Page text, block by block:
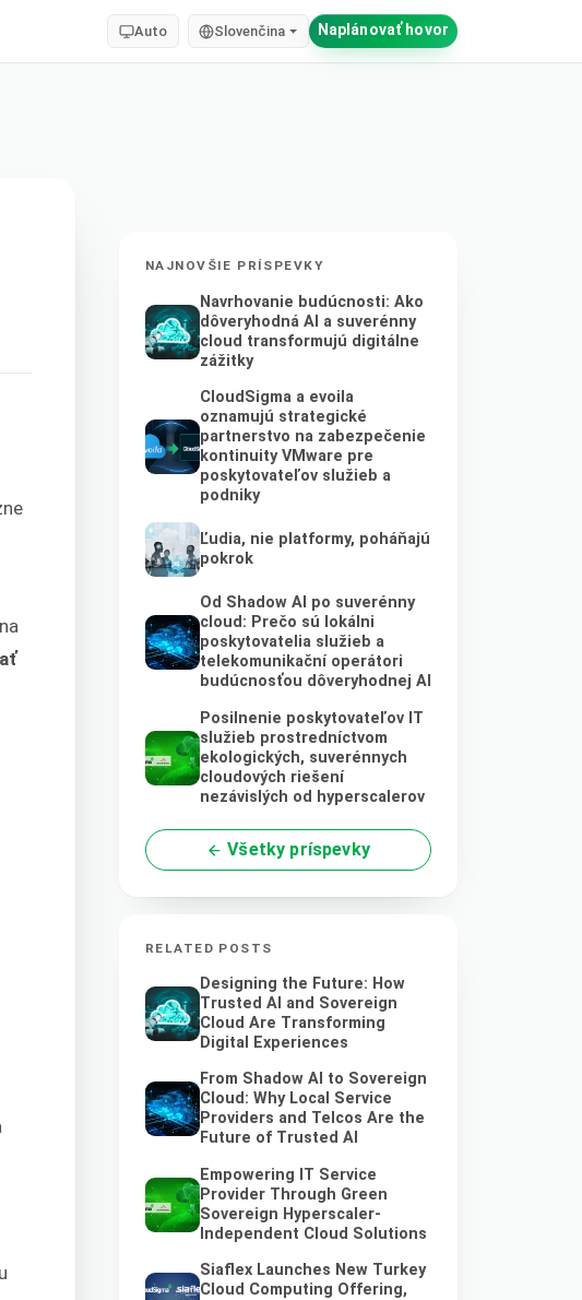
Auto Slovenčina Naplánovať hovor
NAJNOVŠIE PRÍSPEVKY
Navrhovanie budúcnosti: Ako
dôveryhodná AI a suverénny
cloud transformujú digitálne
zážitky
CloudSigma a evoila
oznamujú strategické
partnerstvo na zabezpečenie
kontinuity VMware pre
poskytovateľov služieb a
podniky
Ľudia, nie platformy, poháňajú
pokrok
Od Shadow AI po suverénny
cloud: Prečo sú lokálni
poskytovatelia služieb a
telekomunikační operátori
budúcnosťou dôveryhodnej AI
Posilnenie poskytovateľov IT
služieb prostredníctvom
ekologických, suverénnych
cloudových riešení
nezávislých od hyperscalerov
Všetky príspevky
RELATED POSTS
Designing the Future: How
Trusted AI and Sovereign
Cloud Are Transforming
Digital Experiences
From Shadow AI to Sovereign
Cloud: Why Local Service
Providers and Telcos Are the
Future of Trusted AI
Empowering IT Service
Provider Through Green
Sovereign Hyperscaler-
Independent Cloud Solutions
Siaflex Launches New Turkey
Cloud Computing Offering,